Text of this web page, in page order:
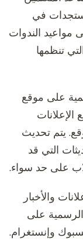
في
مواعيد الندوات
تنظمها
على موقع
الإعلانات
يتم تحديث
التي قد
على حد سواء.
والأخبار
الرسمية على
وإنستغرام.